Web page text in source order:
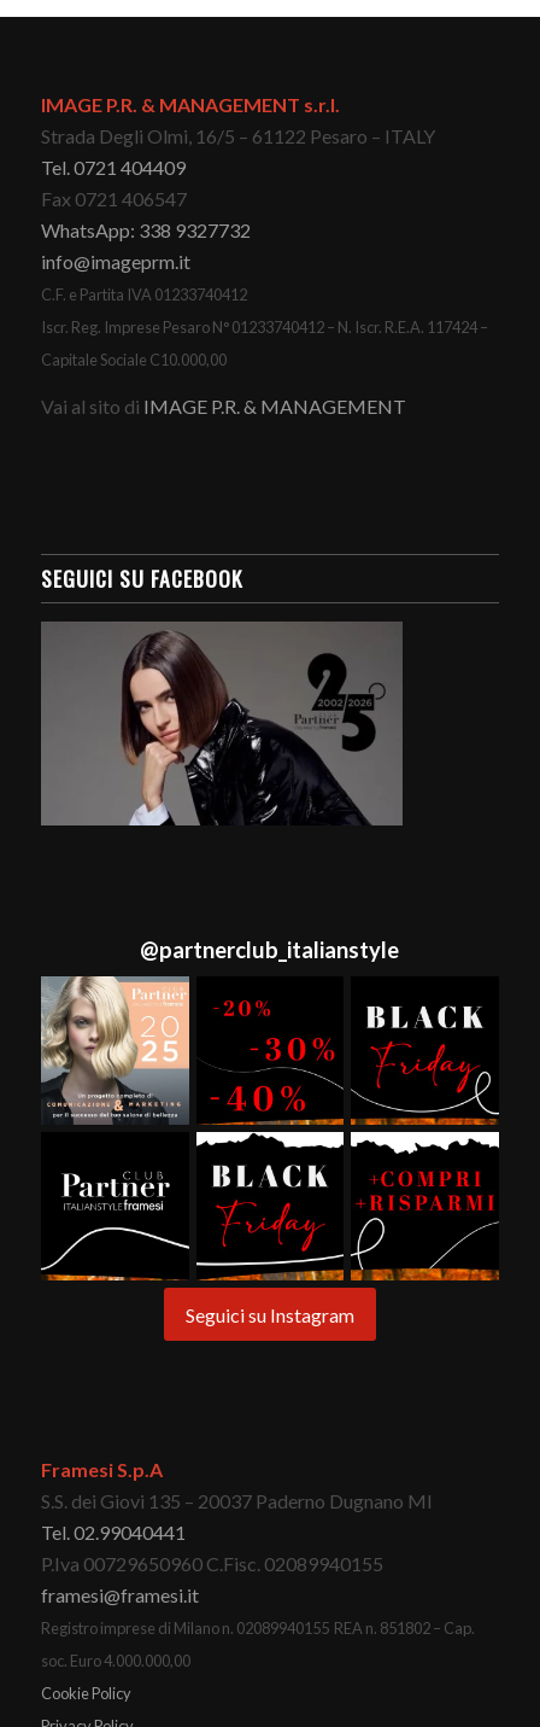
IMAGE P.R. & MANAGEMENT s.r.l.
Strada Degli Olmi, 16/5 – 61122 Pesaro – ITALY
Tel. 0721 404409
Fax 0721 406547
WhatsApp: 338 9327732
info@imageprm.it
C.F. e Partita IVA 01233740412
Iscr. Reg. Imprese Pesaro N° 01233740412 – N. Iscr. R.E.A. 117424 –
Capitale Sociale C10.000,00
Vai al sito di IMAGE P.R. & MANAGEMENT
SEGUICI SU FACEBOOK
@partnerclub_italianstyle
Seguici su Instagram
Framesi S.p.A
S.S. dei Giovi 135 – 20037 Paderno Dugnano MI
Tel. 02.99040441
P.Iva 00729650960 C.Fisc. 02089940155
framesi@framesi.it
Registro imprese di Milano n. 02089940155 REA n. 851802 – Cap.
soc. Euro 4.000.000,00
Cookie Policy